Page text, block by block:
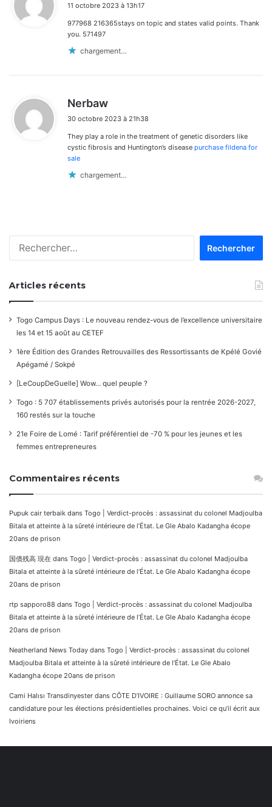
t
11 octobre 2023 à 13h17
977968 216365stays on topic and states valid points. Thank
you. 571497
chargement…
Nerbaw
t
:
30 octobre 2023 à 21h38
They play a role in the treatment of genetic disorders like
cystic fibrosis and Huntington’s disease purchase fildena for
sale
chargement…
Articles récents
Togo Campus Days : Le nouveau rendez-vous de l’excellence universitaire
les 14 et 15 août au CETEF
1ère Édition des Grandes Retrouvailles des Ressortissants de Kpélé Govié
Apégamé / Sokpé
[LeCoupDeGuelle] Wow… quel peuple ?
Togo : 5 707 établissements privés autorisés pour la rentrée 2026-2027,
160 restés sur la touche
21e Foire de Lomé : Tarif préférentiel de -70 % pour les jeunes et les
femmes entrepreneures
Commentaires récents
Pupuk cair terbaik dans Togo | Verdict-procès : assassinat du colonel Madjoulba
Bitala et atteinte à la sûreté intérieure de l’État. Le Gle Abalo Kadangha écope
20ans de prison
国債残高 現在 dans Togo | Verdict-procès : assassinat du colonel Madjoulba
Bitala et atteinte à la sûreté intérieure de l’État. Le Gle Abalo Kadangha écope
20ans de prison
rtp sapporo88 dans Togo | Verdict-procès : assassinat du colonel Madjoulba
Bitala et atteinte à la sûreté intérieure de l’État. Le Gle Abalo Kadangha écope
20ans de prison
Neatherland News Today dans Togo | Verdict-procès : assassinat du colonel
Madjoulba Bitala et atteinte à la sûreté intérieure de l’État. Le Gle Abalo
Kadangha écope 20ans de prison
Cami Halısı Transdinyester dans CÔTE D’IVOIRE : Guillaume SORO annonce sa
candidature pour les élections présidentielles prochaines. Voici ce qu’il écrit aux
Ivoiriens